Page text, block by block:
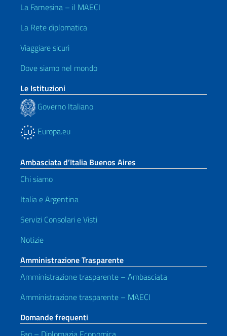
La Farnesina – il MAECI
La Rete diplomatica
Viaggiare sicuri
Dove siamo nel mondo
Le Istituzioni
Governo Italiano
Europa.eu
Ambasciata d’Italia Buenos Aires
Chi siamo
Italia e Argentina
Servizi Consolari e Visti
Notizie
Amministrazione Trasparente
Amministrazione trasparente – Ambasciata
Amministrazione trasparente – MAECI
Domande frequenti